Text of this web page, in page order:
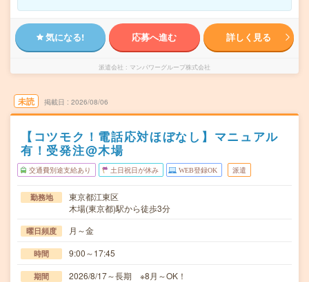
気になる! 応募へ進む 詳しく見る
派遣会社 マンパワーグループ株式会社
未読 掲載日 2026/08/06
【コツモク！電話応対ほぼなし】マニュアル
有！受発注@木場
交通費別途支給あり 土日祝日が休み WEB登録OK 派遣
勤務地
東京都江東区
木場(東京都)駅から徒歩3分
曜日頻度 月～金
時間 9:00～17:45
期間 2026/8/17～長期 ※8月～OK！